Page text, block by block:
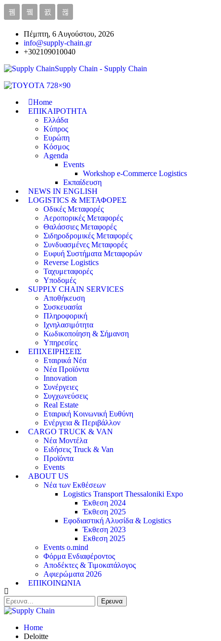
Πέμπτη, 6 Αυγούστου, 2026
info@supply-chain.gr
+302109010040
Supply Chain - Supply Chain
Home
ΕΠΙΚΑΙΡΟΤΗΤΑ
Ελλάδα
Κύπρος
Ευρώπη
Κόσμος
Agenda
Events
Workshop e-Commerce Logistics
Εκπαίδευση
NEWS IN ENGLISH
LOGISTICS & ΜΕΤΑΦΟΡΕΣ
Οδικές Μεταφορές
Αεροπορικές Μεταφορές
Θαλάσσιες Μεταφορές
Σιδηροδρομικές Μεταφορές
Συνδυασμένες Μεταφορές
Ευφυή Συστήματα Μεταφορών
Reverse Logistics
Ταχυμεταφορές
Υποδομές
SUPPLY CHAIN SERVICES
Αποθήκευση
Συσκευασία
Πληροφορική
Ιχνηλασιμότητα
Κωδικοποίηση & Σήμανση
Υπηρεσίες
ΕΠΙΧΕΙΡΗΣΕΙΣ
Εταιρικά Νέα
Νέα Προϊόντα
Innovation
Συνέργειες
Συγχωνεύσεις
Real Estate
Εταιρική Κοινωνική Ευθύνη
Ενέργεια & Περιβάλλον
CARGO TRUCK & VAN
Νέα Μοντέλα
Ειδήσεις Truck & Van
Προϊόντα
Events
ABOUT US
Νέα των Εκθέσεων
Logistics Transport Thessaloniki Expo
Έκθεση 2024
Έκθεση 2025
Εφοδιαστική Αλυσίδα & Logistics
Έκθεση 2023
Εκθεση 2025
Events o.mind
Φόρμα Ενδιαφέροντος
Αποδέκτες & Τιμοκατάλογος
Αφιερώματα 2026
ΕΠΙΚΟΙΝΩΝΙΑ
Home
Deloitte